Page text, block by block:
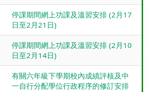
停課期間網上功課及溫習安排 (2月17
日至2月21日)
停課期間網上功課及溫習安排 (2月10
日至2月14日)
有關六年級下學期校內成績評核及中
一自行分配學位行政程序的修訂安排